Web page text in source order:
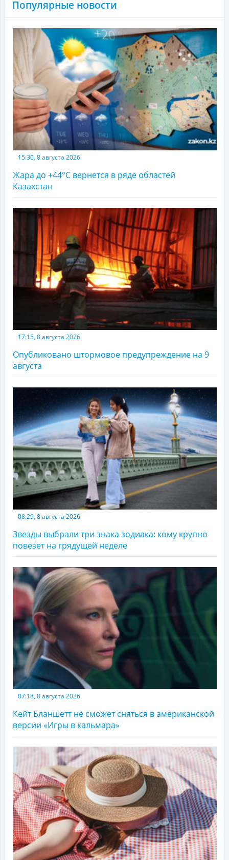
Популярные новости
15:30, 8 августа 2026
Жара до +44°С вернется в ряде областей
Казахстан
17:15, 8 августа 2026
Опубликовано штормовое предупреждение на 9
августа
08:29, 8 августа 2026
Звезды выбрали три знака зодиака: кому крупно
повезет на грядущей неделе
07:18, 8 августа 2026
Кейт Бланшетт не сможет сняться в американской
версии «Игры в кальмара»